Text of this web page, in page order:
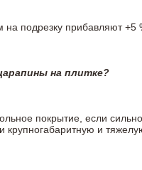
подрезку прибавляют +5
на плитке?
покрытие, если
крупногабаритную и